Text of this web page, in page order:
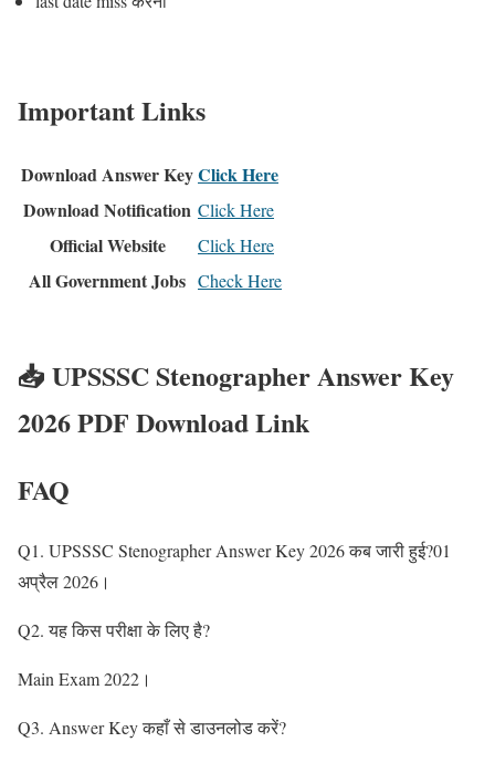
Important Links
Download Answer KeyClick Here
Download Notification Click Here
Official Website Click Here
All Government Jobs Check Here
📥 UPSSSC Stenographer Answer Key
2026 PDF Download Link
FAQ
Q1. UPSSSC Stenographer Answer Key 2026 कब जारी हुई?01
अप्रैल 2026।
Q2. यह किस परीक्षा के लिए है?
Main Exam 2022।
Q3. Answer Key कहाँ से डाउनलोड करें?